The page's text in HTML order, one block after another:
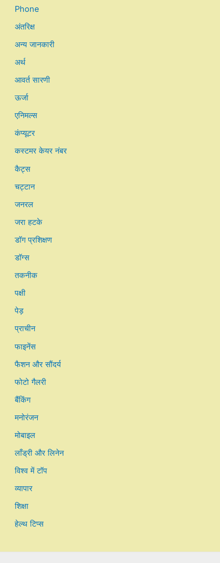
Phone
अंतरिक्ष
अन्य जानकारी
अर्थ
आवर्त सारणी
ऊर्जा
एनिमल्स
कंप्यूटर
कस्टमर केयर नंबर
कैट्स
चट्टान
जनरल
जरा हटके
डॉग प्रशिक्षण
डॉग्स
तकनीक
पक्षी
पेड़
प्राचीन
फाइनेंस
फैशन और सौंदर्य
फोटो गैलरी
बैंकिंग
मनोरंजन
मोबाइल
लाँड्री और लिनेन
विश्व में टॉप
व्यापार
शिक्षा
हेल्थ टिप्स